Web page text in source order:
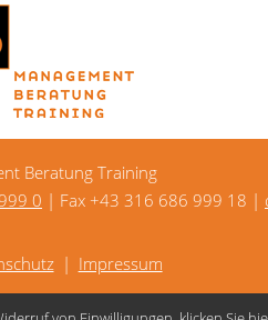
Beratung Training
0 | Fax +43 316 686 999 18 |
Impressum